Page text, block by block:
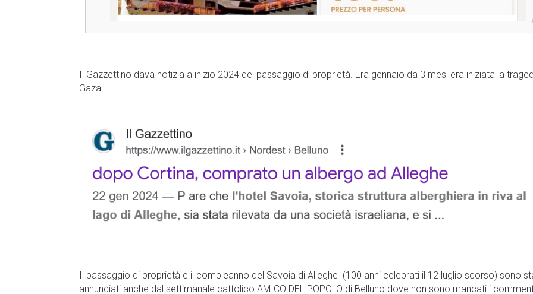
Il Gazzettino dava notizia a inizio 2024 del passaggio di proprietà. Era gennaio da 3 mesi era iniziata la
Gaza.
Il passaggio di proprietà e il compleanno del Savoia di Alleghe (100 anni celebrati il 12 luglio scorso) sono
annunciati anche dal settimanale cattolico AMICO DEL POPOLO di Belluno dove non sono mancati i